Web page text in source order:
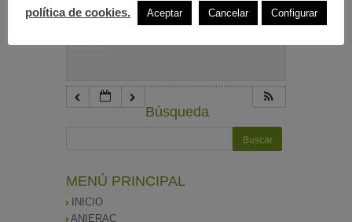
Búsqueda
MENÚ PRINCIPAL
INICIO
ANIERAC
política de cookies.
Aceptar Cancelar Configurar